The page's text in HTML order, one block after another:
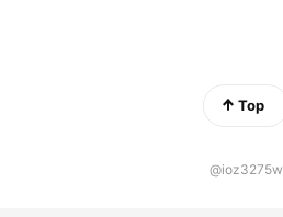
Top
@ioz3275w